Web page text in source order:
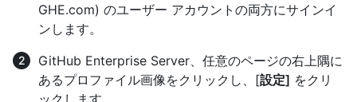
GHE.com) のユーザー アカウントの両方にサインイ
ンします。
GitHub Enterprise Server、任意のページの右上隅に
あるプロファイル画像をクリックし、[設定] をクリ